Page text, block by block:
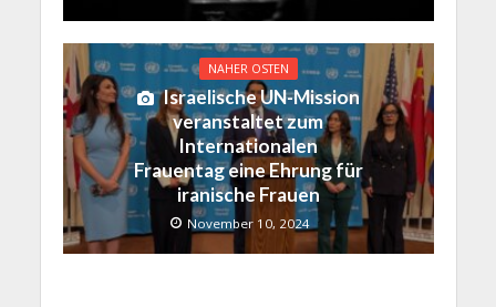
NAHER OSTEN
Israelische UN-Mission
veranstaltet zum
Internationalen
Frauentag eine Ehrung für
iranische Frauen
November 10, 2024